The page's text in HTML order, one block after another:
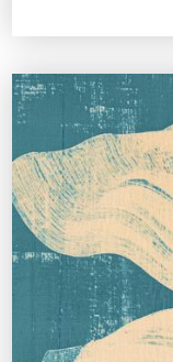
Sophie Pinkham